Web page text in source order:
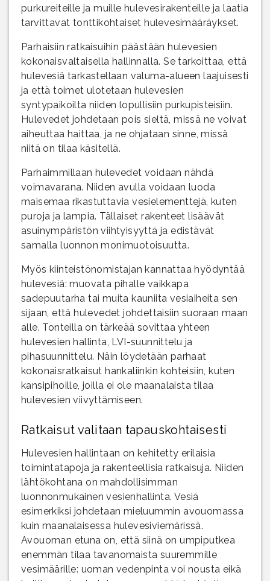
purkureiteille ja muille hulevesirakenteille ja laatia
tarvittavat tonttikohtaiset hulevesimääräykset.
Parhaisiin ratkaisuihin päästään hulevesien
kokonaisvaltaisella hallinnalla. Se tarkoittaa, että
hulevesiä tarkastellaan valuma-alueen laajuisesti
ja että toimet ulotetaan hulevesien
syntypaikoilta niiden lopullisiin purkupisteisiin.
Hulevedet johdetaan pois sieltä, missä ne voivat
aiheuttaa haittaa, ja ne ohjataan sinne, missä
niitä on tilaa käsitellä.
Parhaimmillaan hulevedet voidaan nähdä
voimavarana. Niiden avulla voidaan luoda
maisemaa rikastuttavia vesielementtejä, kuten
puroja ja lampia. Tällaiset rakenteet lisäävät
asuinympäristön viihtyisyyttä ja edistävät
samalla luonnon monimuotoisuutta.
Myös kiinteistönomistajan kannattaa hyödyntää
hulevesiä: muovata pihalle vaikkapa
sadepuutarha tai muita kauniita vesiaiheita sen
sijaan, että hulevedet johdettaisiin suoraan maan
alle. Tonteilla on tärkeää sovittaa yhteen
hulevesien hallinta, LVI-suunnittelu ja
pihasuunnittelu. Näin löydetään parhaat
kokonaisratkaisut hankaliinkin kohteisiin, kuten
kansipihoille, joilla ei ole maanalaista tilaa
hulevesien viivyttämiseen.
Ratkaisut valitaan tapauskohtaisesti
Hulevesien hallintaan on kehitetty erilaisia
toimintatapoja ja rakenteellisia ratkaisuja. Niiden
lähtökohtana on mahdollisimman
luonnonmukainen vesienhallinta. Vesiä
esimerkiksi johdetaan mieluummin avouomassa
kuin maanalaisessa hulevesiviemärissä.
Avouoman etuna on, että siinä on umpiputkea
enemmän tilaa tavanomaista suuremmille
vesimäärille: uoman vedenpinta voi nousta eikä